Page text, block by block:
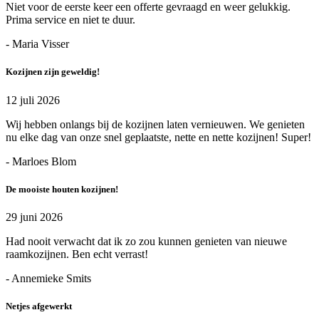
Niet voor de eerste keer een offerte gevraagd en weer gelukkig.
Prima service en niet te duur.
- Maria Visser
Kozijnen zijn geweldig!
12 juli 2026
Wij hebben onlangs bij de kozijnen laten vernieuwen. We genieten
nu elke dag van onze snel geplaatste, nette en nette kozijnen! Super!
- Marloes Blom
De mooiste houten kozijnen!
29 juni 2026
Had nooit verwacht dat ik zo zou kunnen genieten van nieuwe
raamkozijnen. Ben echt verrast!
- Annemieke Smits
Netjes afgewerkt